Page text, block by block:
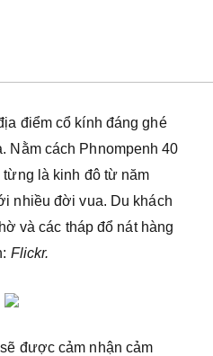
điểm cổ kính đáng ghé
Nằm cách Phnompenh 40
từng là kinh đô từ năm
nhiều đời vua. Du khách
và các tháp đổ nát hàng
Flickr.
được cảm nhận cảm